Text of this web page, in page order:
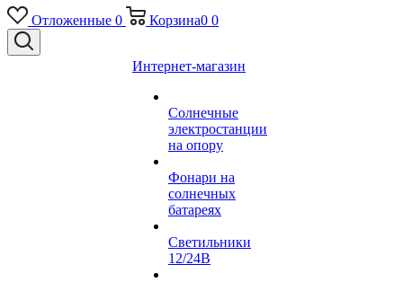
Отложенные 0 Корзина0 0
Интернет-магазин
Солнечные
электростанции
на опору
Фонари на
солнечных
батареях
Светильники
12/24В